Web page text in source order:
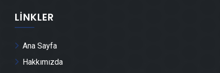
Keles Kepenk & Panjur Montajı
Keles Tente Montajı
LINKLER
Ana Sayfa
Hakkımızda